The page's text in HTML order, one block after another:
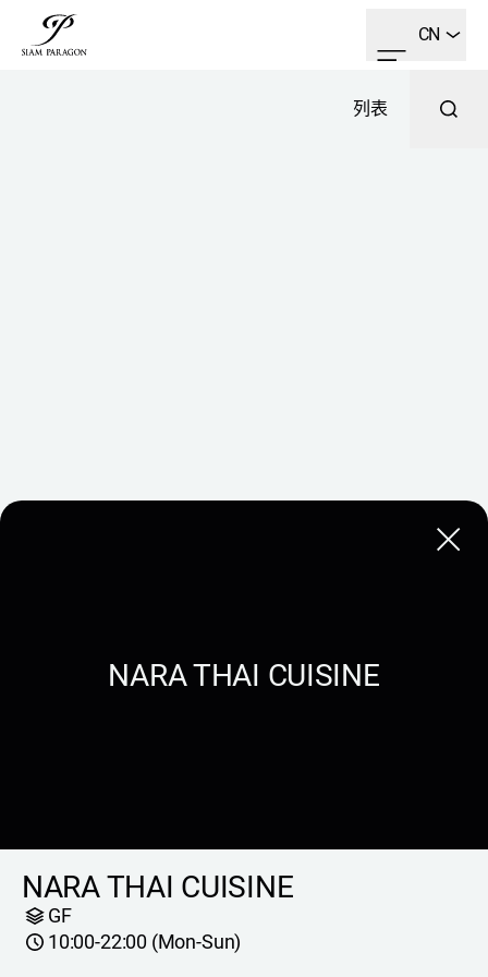
CN
Close
NARA THAI CUISINE
NARA THAI CUISINE
GF
10:00-22:00 (Mon-Sun)
列表